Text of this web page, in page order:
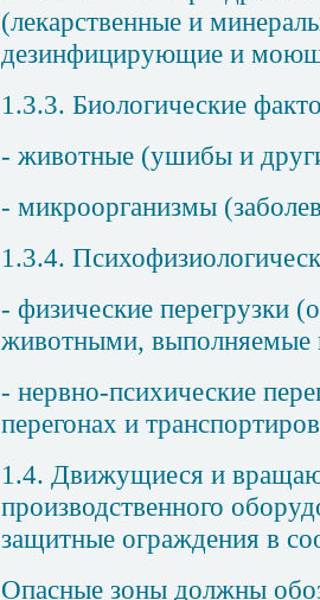
(лекарственные и
дезинфицирующие и
1.3.3. Биологические
- животные (ушибы и
- микроорганизмы
1.3.4.
- физические перегрузки
животными, выполняемые
- нервно-психические
перегонах и
1.4. Движущиеся и
производственного
защитные ограждения в
Опасные зоны должны